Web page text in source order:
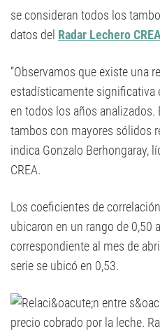
se consideran todos los
datos del Radar Lechero
“Observamos que existe una
estadísticamente significativa
en todos los años analizados.
tambos con mayores sólidos
indica Gonzalo Berhongaray,
CREA.
Los coeficientes de
ubicaron en un rango de 0,50
correspondiente al mes de
serie se ubicó en 0,53.